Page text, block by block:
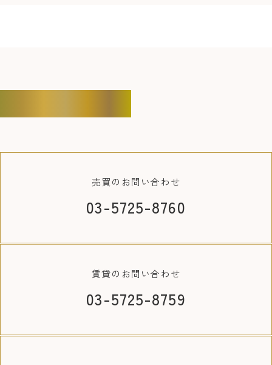
売買の お問い合わせ
03-5725-8760
賃貸の お問い合わせ
03-5725-8759